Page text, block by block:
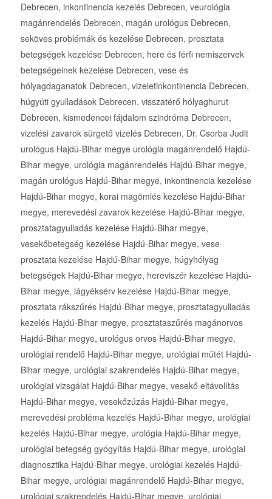
Debrecen, inkontinencia kezelés Debrecen, veurológia
magánrendelés Debrecen, magán urológus Debrecen,
seköves problémák és kezelése Debrecen, prosztata
betegségek kezelése Debrecen, here és férfi nemiszervek
betegségeinek kezelése Debrecen, vese és
hólyagdaganatok Debrecen, vizeletinkontinencia Debrecen,
húgyúti gyulladások Debrecen, visszatérő hólyaghurut
Debrecen, kismedencei fájdalom szindróma Debrecen,
vizelési zavarok sürgető vizelés Debrecen, Dr. Csorba Judit
urológus Hajdú-Bihar megye urológia magánrendelő Hajdú-
Bihar megye, urológia magánrendelés Hajdú-Bihar megye,
magán urológus Hajdú-Bihar megye, inkontinencia kezelése
Hajdú-Bihar megye, korai magömlés kezelése Hajdú-Bihar
megye, merevedési zavarok kezelése Hajdú-Bihar megye,
prosztatagyulladás kezelése Hajdú-Bihar megye,
vesekőbetegség kezelése Hajdú-Bihar megye, vese-
prosztata kezelése Hajdú-Bihar megye, húgyhólyag
betegségek Hajdú-Bihar megye, hereviszér kezelése Hajdú-
Bihar megye, lágyéksérv kezelése Hajdú-Bihar megye,
prosztata rákszűrés Hajdú-Bihar megye, prosztatagyulladás
kezelés Hajdú-Bihar megye, prosztataszűrés magánorvos
Hajdú-Bihar megye, urológus orvos Hajdú-Bihar megye,
urológiai rendelő Hajdú-Bihar megye, urológiai műtét Hajdú-
Bihar megye, urológiai szakrendelés Hajdú-Bihar megye,
urológiai vizsgálat Hajdú-Bihar megye, vesekő eltávolítás
Hajdú-Bihar megye, vesekőzúzás Hajdú-Bihar megye,
merevedési probléma kezelés Hajdú-Bihar megye, urológiai
kezelés Hajdú-Bihar megye, urológia Hajdú-Bihar megye,
urológiai betegség gyógyítás Hajdú-Bihar megye, urológiai
diagnosztika Hajdú-Bihar megye, urológiai kezelés Hajdú-
Bihar megye, urológiai magánrendelő Hajdú-Bihar megye,
urológiai szakrendelés Hajdú-Bihar megye, urológiai